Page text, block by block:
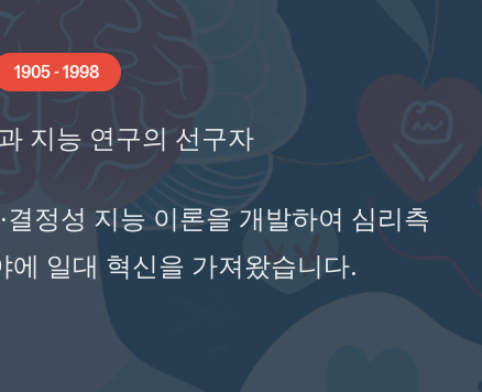
1905 - 1998
지능 연구의 선구자
정성 지능 이론을 개발하여 심리측
일대 혁신을 가져왔습니다.